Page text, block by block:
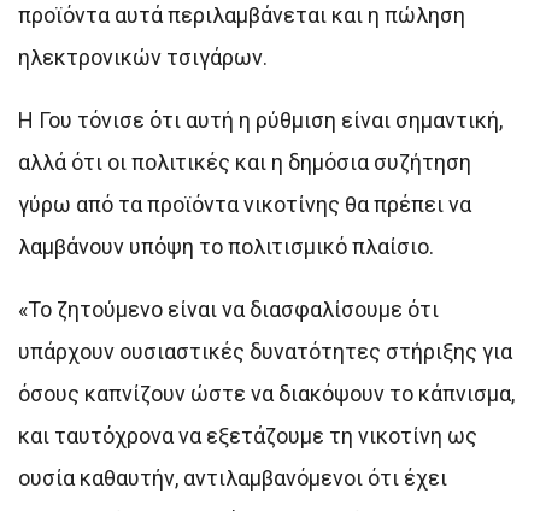
προϊόντα αυτά περιλαμβάνεται και η πώληση
ηλεκτρονικών τσιγάρων.
Η Γου τόνισε ότι αυτή η ρύθμιση είναι σημαντική,
αλλά ότι οι πολιτικές και η δημόσια συζήτηση
γύρω από τα προϊόντα νικοτίνης θα πρέπει να
λαμβάνουν υπόψη το πολιτισμικό πλαίσιο.
«Το ζητούμενο είναι να διασφαλίσουμε ότι
υπάρχουν ουσιαστικές δυνατότητες στήριξης για
όσους καπνίζουν ώστε να διακόψουν το κάπνισμα,
και ταυτόχρονα να εξετάζουμε τη νικοτίνη ως
ουσία καθαυτήν, αντιλαμβανόμενοι ότι έχει